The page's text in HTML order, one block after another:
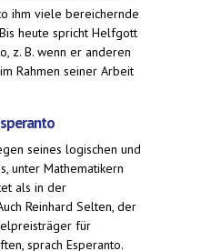
ihm viele bereichernde
heute spricht Helfgott
z. B. wenn er anderen
Rahmen seiner Arbeit
seines logischen und
unter Mathematikern
als in der
Reinhard Selten, der
für
sprach Esperanto.